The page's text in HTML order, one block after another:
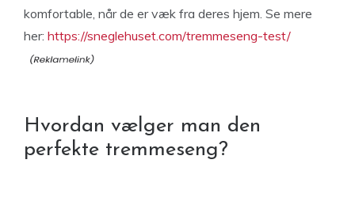
komfortable, når de er væk fra deres hjem. Se mere
her: https://sneglehuset.com/tremmeseng-test/
Hvordan vælger man den
perfekte tremmeseng?